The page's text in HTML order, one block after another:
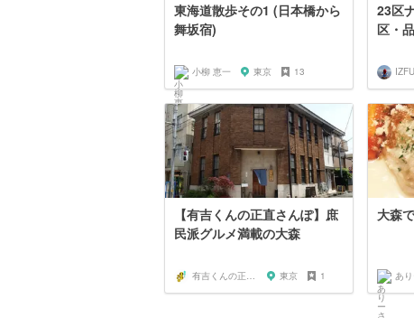
東海道散歩その1 (日本橋から
舞坂宿)
小柳 恵一 東京 13
23区
区・
IZFU
【有吉くんの正直さんぽ】庶
民派グルメ満載の大森
有吉くんの正直散歩ちゃん 東京 1
大森
あ